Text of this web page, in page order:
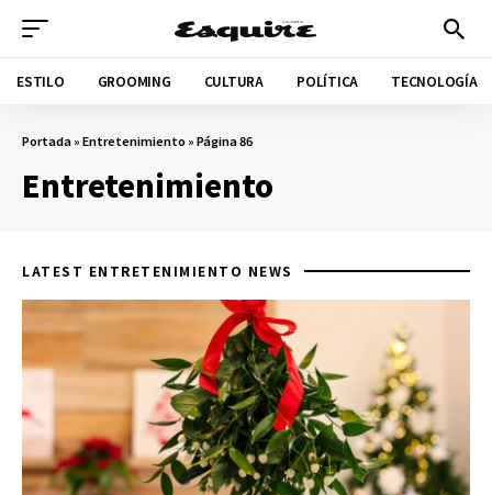
ESTILO GROOMING CULTURA POLÍTICA TECNOLOGÍA
Portada»Entretenimiento »Página 86
Entretenimiento
LATEST ENTRETENIMIENTO NEWS